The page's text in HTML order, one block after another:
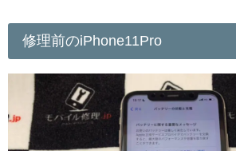
修理前のiPhone11Pro